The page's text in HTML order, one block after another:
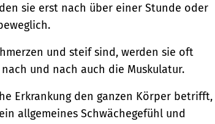
sie erst nach über einer Stunde oder
und steif sind, werden sie oft
und nach auch die Muskulatur.
Erkrankung den ganzen Körper betrifft,
allgemeines Schwächegefühl und